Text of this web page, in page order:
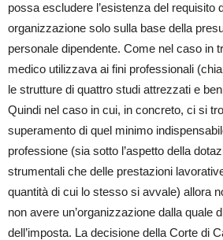
possa escludere l’esistenza del requisito
organizzazione solo sulla base della
personale dipendente. Come nel caso in
medico utilizzava ai fini professionali
le strutture di quattro studi attrezzati e
Quindi nel caso in cui, in concreto, ci si
superamento di quel minimo
professione (sia sotto l’aspetto della
strumentali che delle prestazioni
quantità di cui lo stesso si avvale) allora
non avere un’organizzazione dalla quale
dell’imposta. La decisione della Corte di